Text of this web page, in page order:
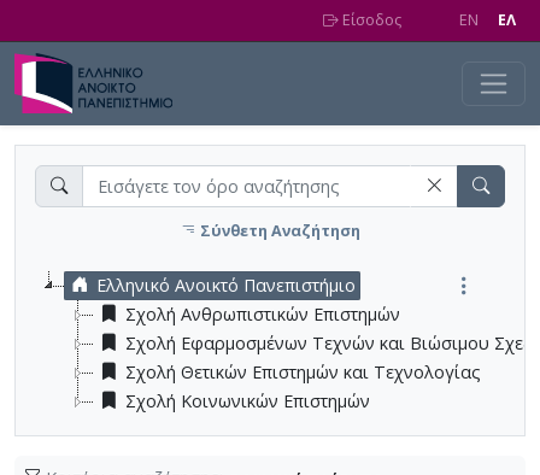
Είσοδος EN EΛ
Σύνθετη Αναζήτηση
Ελληνικό Ανοικτό Πανεπιστήμιο
Σχολή Ανθρωπιστικών Επιστημών
Σχολή Εφαρμοσμένων Τεχνών και Βιώσιμου
Σχολή Θετικών Επιστημών και Τεχνολογίας
Σχολή Κοινωνικών Επιστημών